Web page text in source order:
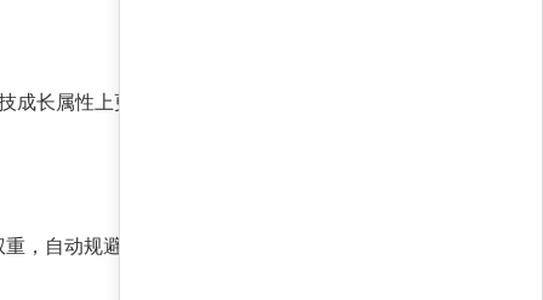
长属性上更具弹性，而宝鼎科技在周期复苏
，自动规避高波动风险，并利用趋势跟踪机制